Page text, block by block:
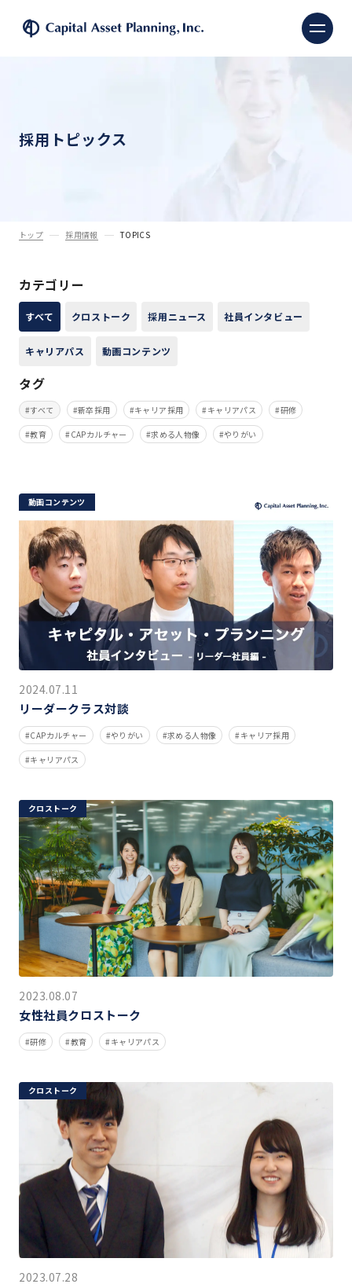
株式会社キャピタル・
採用トピックス
トップ 採用情報 TOPICS
カテゴリー
すべて クロストーク 採用ニュース 社員インタビュー
キャリアパス 動画コンテンツ
タグ
すべて 新卒採用 キャリア採用 キャリアパス 研修
教育 CAPカルチャー 求める人物像 やりがい
動画コンテンツ
2024.07.11
リーダークラス対談
CAPカルチャー やりがい 求める人物像 キャリア採用
キャリアパス
クロストーク
2023.08.07
女性社員クロストーク
研修 教育 キャリアパス
クロストーク
2023.07.28